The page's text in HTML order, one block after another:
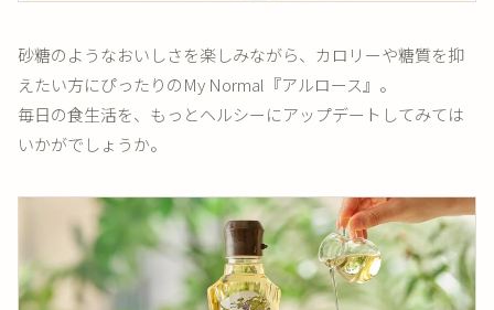
砂糖のようなおいしさを楽しみながら、カロリーや糖質を抑
えたい方にぴったりのMy Normal『アルロース』。
毎日の食生活を、もっとヘルシーにアップデートしてみては
いかがでしょうか。